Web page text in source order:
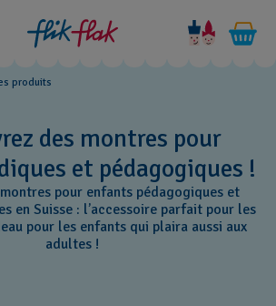
produits
des montres pour
et pédagogiques !
pour enfants pédagogiques et
en Suisse : l’accessoire parfait pour les
pour les enfants qui plaira aussi aux
adultes !